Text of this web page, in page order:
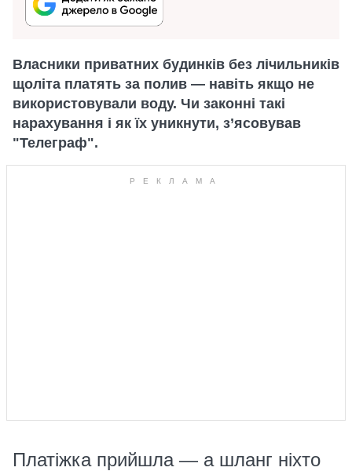
Власники приватних будинків без лічильників
щоліта платять за полив — навіть якщо не
використовували воду. Чи законні такі
нарахування і як їх уникнути, з’ясовував
"Телеграф".
Платіжка прийшла — а шланг ніхто